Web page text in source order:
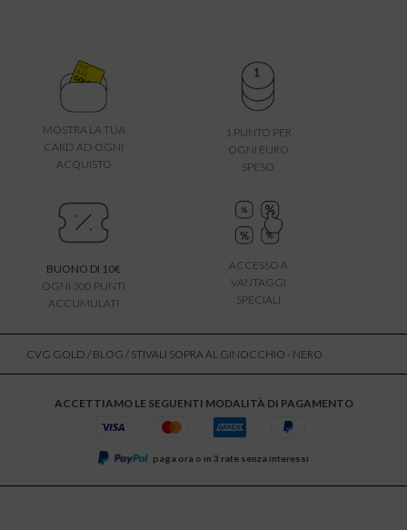
MOSTRA LA TUA
CARD AD OGNI
ACQUISTO
1 PUNTO PER
OGNI EURO
SPESO
BUONO DI 10€
OGNI 300 PUNTI
ACCUMULATI
ACCESSO A
VANTAGGI
SPECIALI
CVG GOLD / BLOG / STIVALI SOPRA AL GINOCCHIO - NERO
ACCETTIAMO LE SEGUENTI MODALITÀ DI PAGAMENTO
paga ora o in 3 rate senza interessi